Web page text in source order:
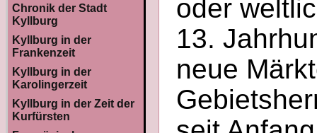
Chronik der Stadt
Kyllburg
Kyllburg in der
Frankenzeit
Kyllburg in der
Karolingerzeit
Kyllburg in der Zeit der
Kurfürsten
oder
13.
neue